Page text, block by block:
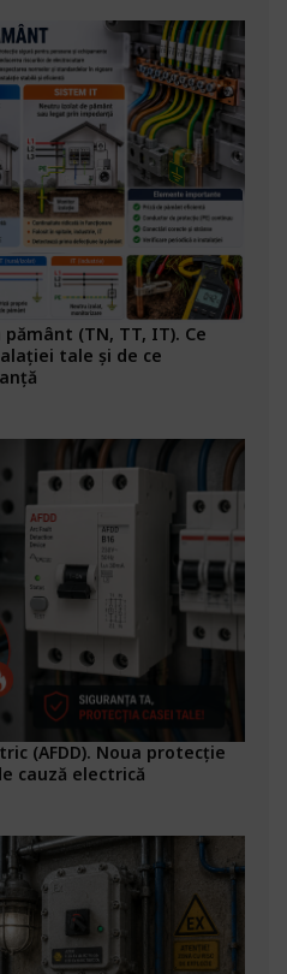
(TN, TT, IT). Ce
tale și de ce
(AFDD). Noua protecție
cauză electrică